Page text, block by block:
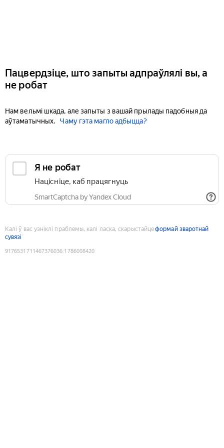
Пацвердзіце, што запыты адпраўлялі вы, а
не робат
Нам вельмі шкада, але запыты з вашай прылады падобныя да
аўтаматычных.
Чаму гэта магло адбыцца?
Я не робат
Націсніце, каб працягнуць
SmartCaptcha by Yandex Cloud
Калі ў вас узніклі праблемы, калі ласка, скарыстайцеформай зваротнай
сувязі
9176531711467376036:1786008420